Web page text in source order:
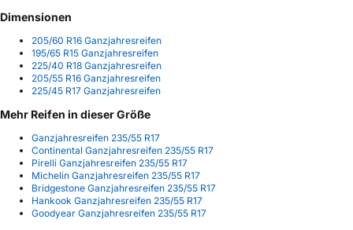
Dimensionen
205/60 R16 Ganzjahresreifen
195/65 R15 Ganzjahresreifen
225/40 R18 Ganzjahresreifen
205/55 R16 Ganzjahresreifen
225/45 R17 Ganzjahresreifen
Mehr Reifen in dieser Größe
Ganzjahresreifen 235/55 R17
Continental Ganzjahresreifen 235/55 R17
Pirelli Ganzjahresreifen 235/55 R17
Michelin Ganzjahresreifen 235/55 R17
Bridgestone Ganzjahresreifen 235/55 R17
Hankook Ganzjahresreifen 235/55 R17
Goodyear Ganzjahresreifen 235/55 R17